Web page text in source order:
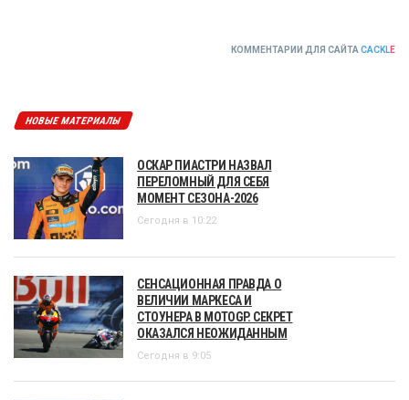
КОММЕНТАРИИ ДЛЯ САЙТАCACKLE
НОВЫЕ МАТЕРИАЛЫ
ОСКАР ПИАСТРИ НАЗВАЛ
ПЕРЕЛОМНЫЙ ДЛЯ СЕБЯ
МОМЕНТ СЕЗОНА-2026
Сегодня в 10:22
СЕНСАЦИОННАЯ ПРАВДА О
ВЕЛИЧИИ МАРКЕСА И
СТОУНЕРА В MOTOGP. СЕКРЕТ
ОКАЗАЛСЯ НЕОЖИДАННЫМ
Сегодня в 9:05